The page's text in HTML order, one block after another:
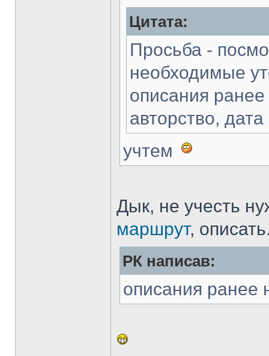
Цитата:
Просьба -
необходимые
описания
авторство,
учтем
Дык, не учесть
маршрут,
РК написав:
описания ранее